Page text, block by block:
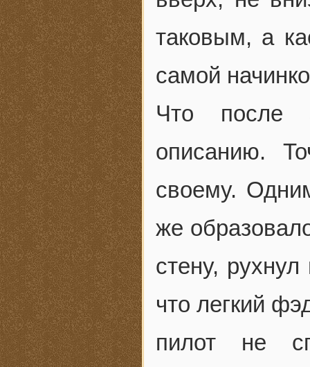
таковым, а
самой
Что после
описанию.
своему.
же
стену,
что легкий
пилот не